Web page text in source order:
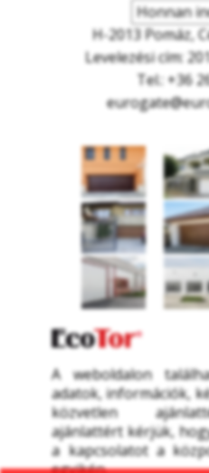
Honnan
H-2013 Pomáz,
Levelezési cím:
Tel.: +36
A weboldalon
adatok, információk,
közvetlen
ajánlattért kérjük,
a kapcsolatot a